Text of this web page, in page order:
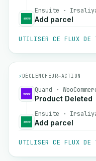
Ensuite ·
Add parcel
UTILISER CE FLUX DE
⚡ DÉCLENCHEUR→ACTION
Quand ·
Product Deleted
Ensuite ·
Add parcel
UTILISER CE FLUX DE